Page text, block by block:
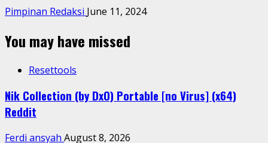
Pimpinan Redaksi June 11, 2024
You may have missed
Resettools
Nik Collection (by DxO) Portable [no Virus] (x64)
Reddit
Ferdi ansyah August 8, 2026